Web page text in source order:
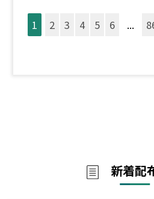
1 2 3 4 5 6 ...
新着配